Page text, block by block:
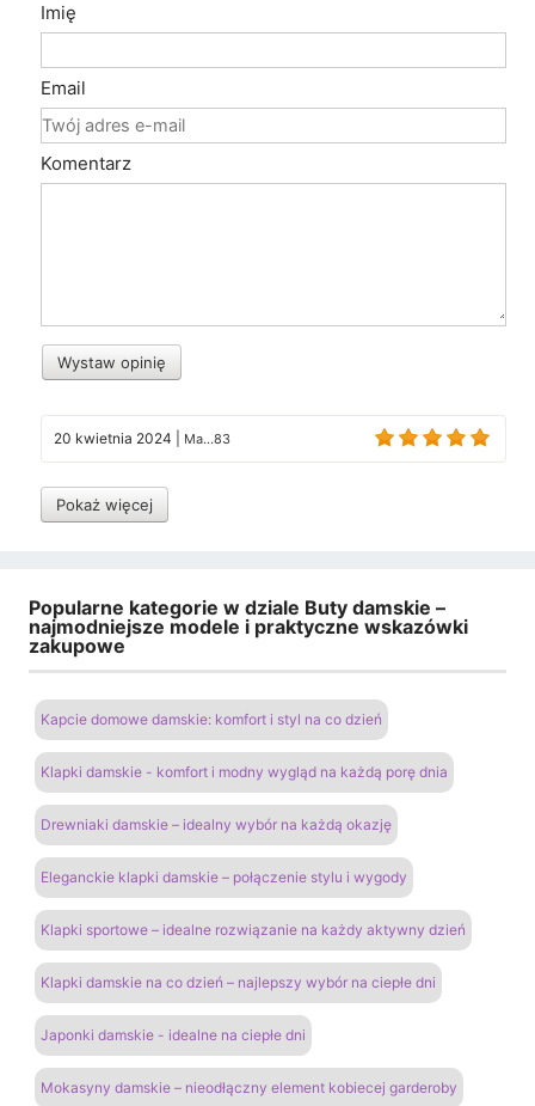
Imię
Email
Komentarz
Wystaw opinię
20 kwietnia 2024 Ma...83
Pokaż więcej
Popularne kategorie w dziale Buty damskie –
najmodniejsze modele i praktyczne wskazówki
zakupowe
Kapcie domowe damskie: komfort i styl na co dzień
Klapki damskie - komfort i modny wygląd na każdą porę dnia
Drewniaki damskie – idealny wybór na każdą okazję
Eleganckie klapki damskie – połączenie stylu i wygody
Klapki sportowe – idealne rozwiązanie na każdy aktywny dzień
Klapki damskie na co dzień – najlepszy wybór na ciepłe dni
Japonki damskie - idealne na ciepłe dni
Mokasyny damskie – nieodłączny element kobiecej garderoby